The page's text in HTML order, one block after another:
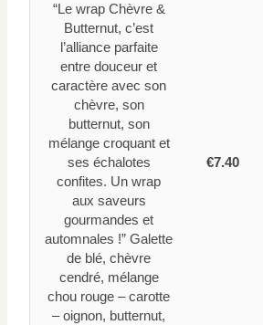
“Le wrap Chèvre &
Butternut, c’est
l’alliance parfaite
entre douceur et
caractère avec son
chèvre, son
butternut, son
mélange croquant et
ses échalotes
confites. Un wrap
aux saveurs
gourmandes et
automnales !” Galette
de blé, chèvre
cendré, mélange
chou rouge – carotte
– oignon, butternut,
€7.40